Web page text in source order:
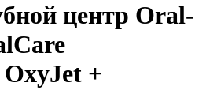
центр Oral-
OxyJet +